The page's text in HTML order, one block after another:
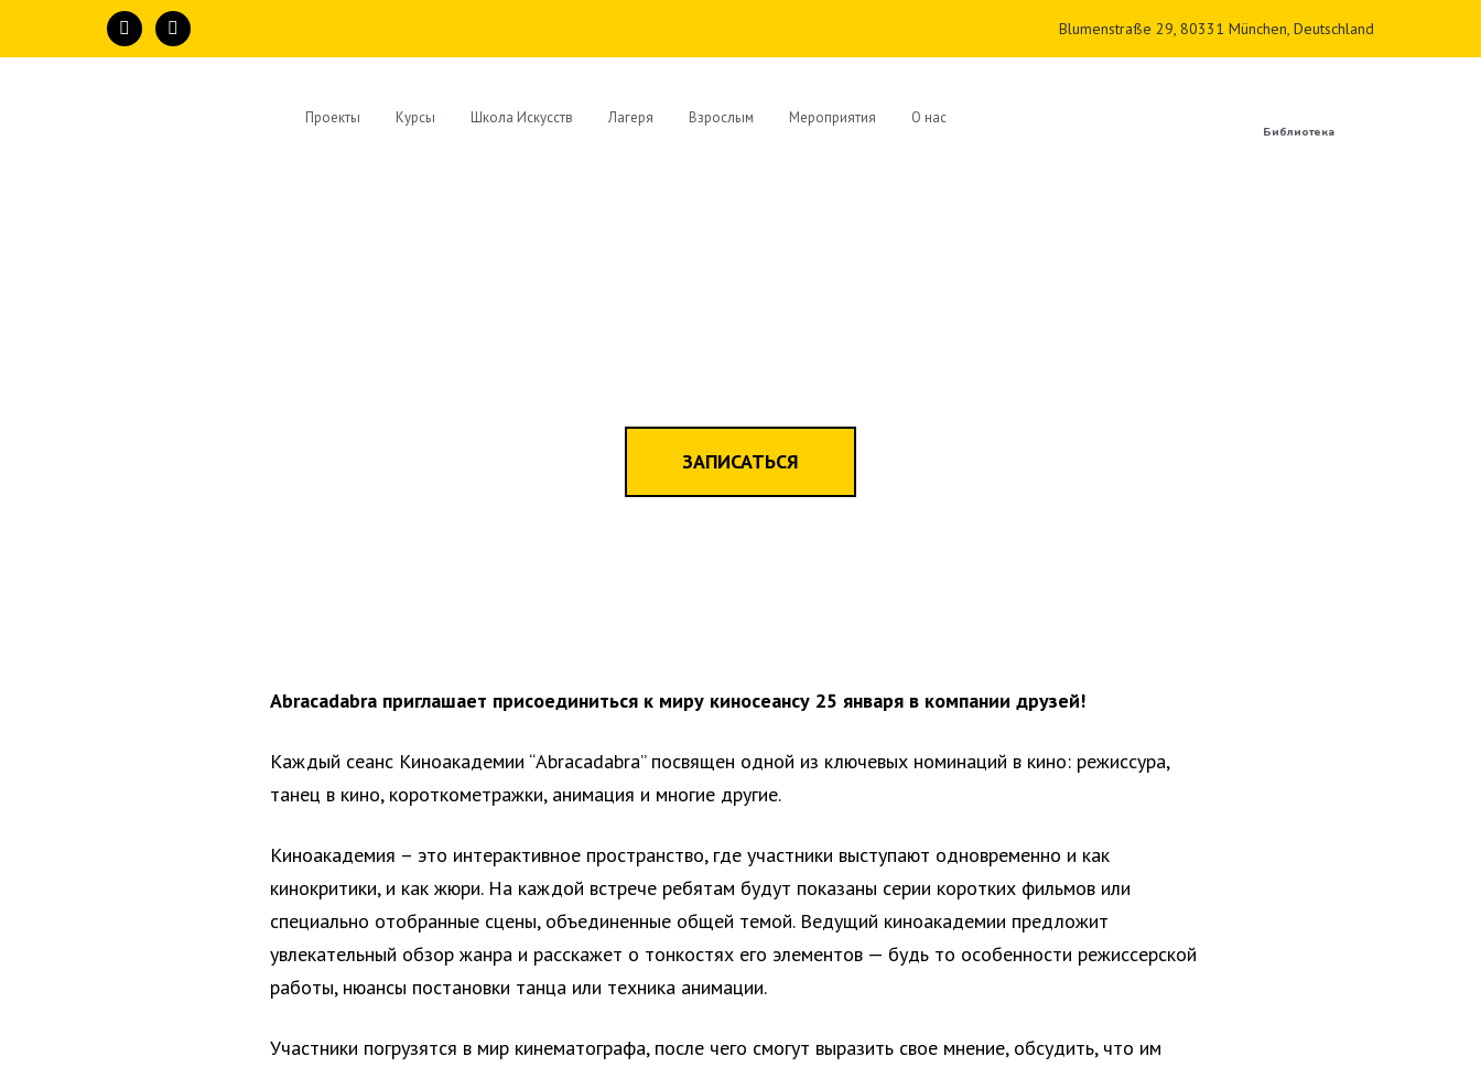
Blumenstraße 29, 80331 München, Deutschland
Проекты Курсы Школа Искусств Лагеря Взрослым Мероприятия О нас
Библиотека
ЗАПИСАТЬСЯ
Abracadabra приглашает присоединиться к миру киносеансу 25 января в компании друзей!
Каждый сеанс Киноакадемии “Abracadabra” посвящен одной из ключевых номинаций в кино: режиссура,
танец в кино, короткометражки, анимация и многие другие.
Киноакадемия – это интерактивное пространство, где участники выступают одновременно и как
кинокритики, и как жюри. На каждой встрече ребятам будут показаны серии коротких фильмов или
специально отобранные сцены, объединенные общей темой. Ведущий киноакадемии предложит
увлекательный обзор жанра и расскажет о тонкостях его элементов — будь то особенности режиссерской
работы, нюансы постановки танца или техника анимации.
Участники погрузятся в мир кинематографа, после чего смогут выразить свое мнение, обсудить, что им